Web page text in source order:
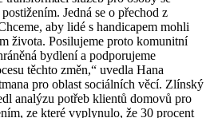
Jedná se o přechod z
aby lidé s handicapem mohli
života. Posilujeme proto komunitní
bydlení a podporujeme
těchto změn,“ uvedla Hana
pro oblast sociálních věcí. Zlínský
analýzu potřeb klientů domovů pro
ze které vyplynulo, že 30 procent